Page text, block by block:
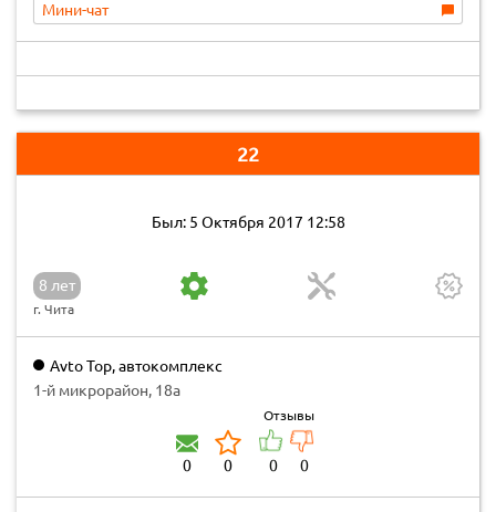
Мини-чат
22
Был: 5 Октября 2017 12:58
8 лет
г. Чита
Avto Top, автокомплекс
1-й микрорайон, 18а
0 0
Отзывы
0 0